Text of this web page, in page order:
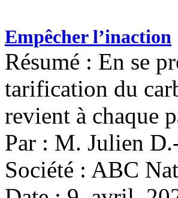
Empêcher l’inaction
Résumé : En se
tarification du
revient à chaque
Par : M. Julien
Société : ABC